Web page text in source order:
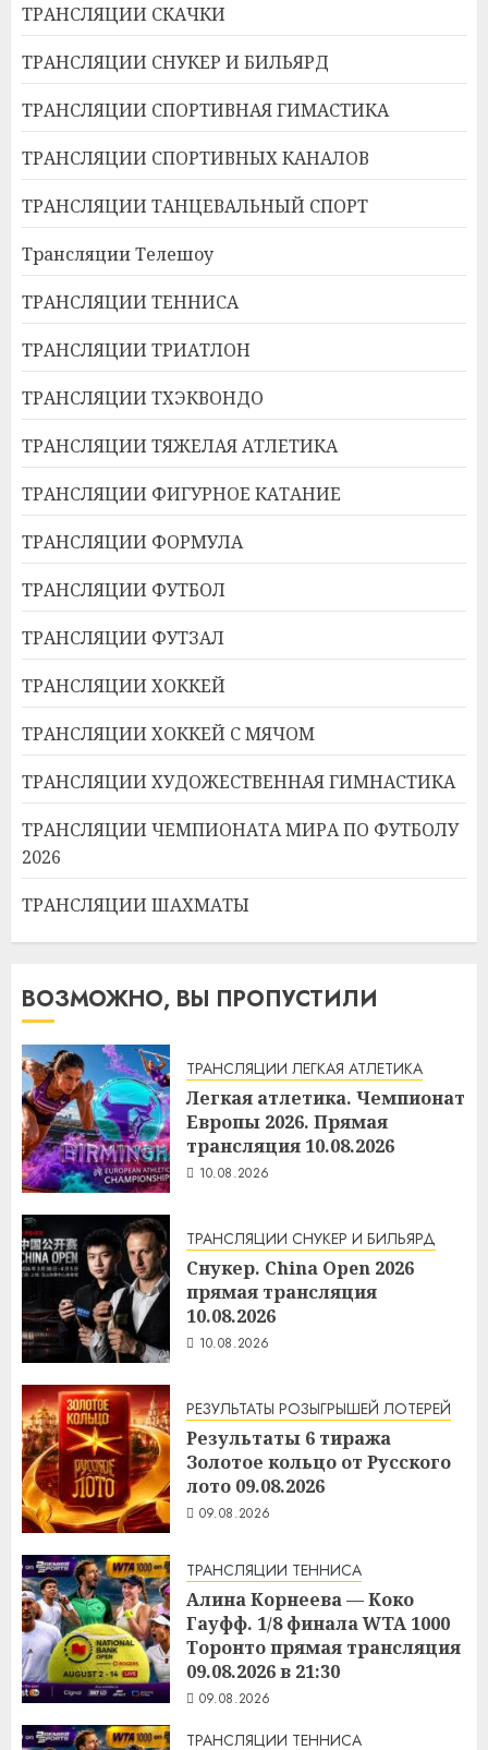
ТРАНСЛЯЦИИ СКАЧКИ
ТРАНСЛЯЦИИ СНУКЕР И БИЛЬЯРД
ТРАНСЛЯЦИИ СПОРТИВНАЯ ГИМАСТИКА
ТРАНСЛЯЦИИ СПОРТИВНЫХ КАНАЛОВ
ТРАНСЛЯЦИИ ТАНЦЕВАЛЬНЫЙ СПОРТ
Трансляции Телешоу
ТРАНСЛЯЦИИ ТЕННИСА
ТРАНСЛЯЦИИ ТРИАТЛОН
ТРАНСЛЯЦИИ ТХЭКВОНДО
ТРАНСЛЯЦИИ ТЯЖЕЛАЯ АТЛЕТИКА
ТРАНСЛЯЦИИ ФИГУРНОЕ КАТАНИЕ
ТРАНСЛЯЦИИ ФОРМУЛА
ТРАНСЛЯЦИИ ФУТБОЛ
ТРАНСЛЯЦИИ ФУТЗАЛ
ТРАНСЛЯЦИИ ХОККЕЙ
ТРАНСЛЯЦИИ ХОККЕЙ С МЯЧОМ
ТРАНСЛЯЦИИ ХУДОЖЕСТВЕННАЯ ГИМНАСТИКА
ТРАНСЛЯЦИИ ЧЕМПИОНАТА МИРА ПО ФУТБОЛУ
2026
ТРАНСЛЯЦИИ ШАХМАТЫ
ВОЗМОЖНО, ВЫ ПРОПУСТИЛИ
ТРАНСЛЯЦИИ ЛЕГКАЯ АТЛЕТИКА
Легкая атлетика. Чемпионат
Европы 2026. Прямая
трансляция 10.08.2026
10.08.2026
ТРАНСЛЯЦИИ СНУКЕР И БИЛЬЯРД
Снукер. China Open 2026
прямая трансляция
10.08.2026
10.08.2026
РЕЗУЛЬТАТЫ РОЗЫГРЫШЕЙ ЛОТЕРЕЙ
Результаты 6 тиража
Золотое кольцо от Русского
лото 09.08.2026
09.08.2026
ТРАНСЛЯЦИИ ТЕННИСА
Алина Корнеева — Коко
Гауфф. 1/8 финала WTA 1000
Торонто прямая трансляция
09.08.2026 в 21:30
09.08.2026
ТРАНСЛЯЦИИ ТЕННИСА